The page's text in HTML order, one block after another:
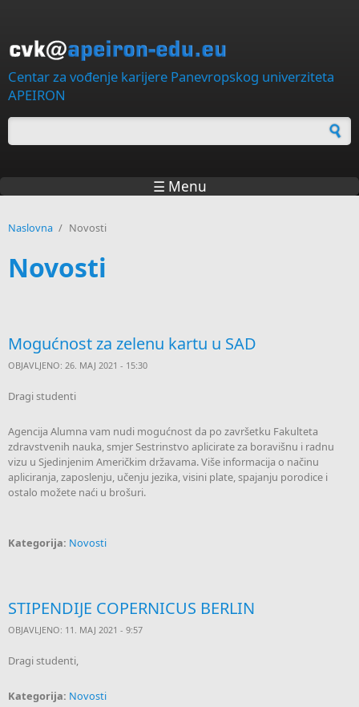
Centar za vođenje karijere Panevropskog univerziteta
APEIRON
Forma za pretragu
☰ Menu
Naslovna / Novosti
Novosti
Mogućnost za zelenu kartu u SAD
OBJAVLJENO: 26. MAJ 2021 - 15:30
Dragi studenti
Agencija Alumna vam nudi mogućnost da po završetku Fakulteta
zdravstvenih nauka, smjer Sestrinstvo aplicirate za boravišnu i radnu
vizu u Sjedinjenim Američkim državama. Više informacija o načinu
apliciranja, zaposlenju, učenju jezika, visini plate, spajanju porodice i
ostalo možete naći u brošuri.
Kategorija: Novosti
STIPENDIJE COPERNICUS BERLIN
OBJAVLJENO: 11. MAJ 2021 - 9:57
Dragi studenti,
Kategorija: Novosti